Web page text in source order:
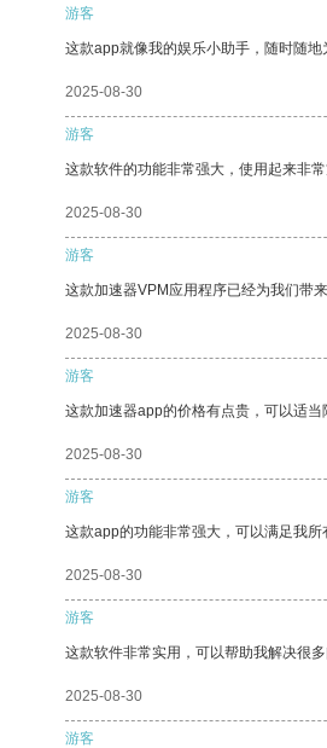
游客
这款app就像我的娱乐小助手，随时随地
2025-08-30
游客
这款软件的功能非常强大，使用起来非常
2025-08-30
游客
这款加速器VPM应用程序已经为我们带
2025-08-30
游客
这款加速器app的价格有点贵，可以适
2025-08-30
游客
这款app的功能非常强大，可以满足我
2025-08-30
游客
这款软件非常实用，可以帮助我解决很
2025-08-30
游客